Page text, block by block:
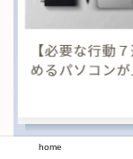
home